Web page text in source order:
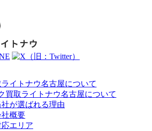
イトナウ名古屋について
買取ライトナウ名古屋について
社が選ばれる理由
社概要
応エリア